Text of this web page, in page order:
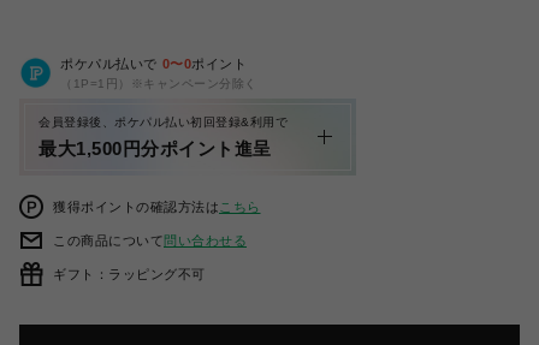
ポケパル払いで 0〜0ポイント
（1P=1円）※キャンペーン分除く
会員登録後、ポケパル払い初回登録&利用で
最大1,500円分ポイント進呈
獲得ポイントの確認方法は こちら
この商品について問い合わせる
ギフト：ラッピング不可